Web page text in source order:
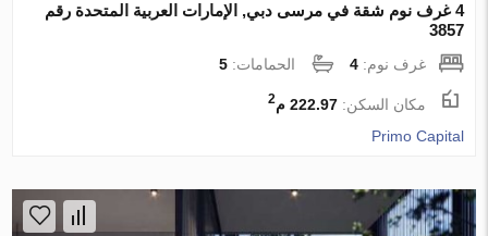
4 غرف نوم شقة في مرسى دبي, الإمارات العربية المتحدة رقم
3857
غرف نوم:4 الحمامات:5
مكان السكن:222.97 م 2
Primo Capital